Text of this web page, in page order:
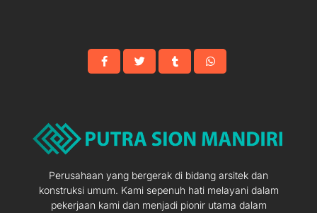
Perusahaan yang bergerak di bidang arsitek dan
konstruksi umum. Kami sepenuh hati melayani dalam
pekerjaan kami dan menjadi pionir utama dalam